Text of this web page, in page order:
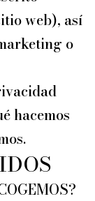
web), así
o
hacemos